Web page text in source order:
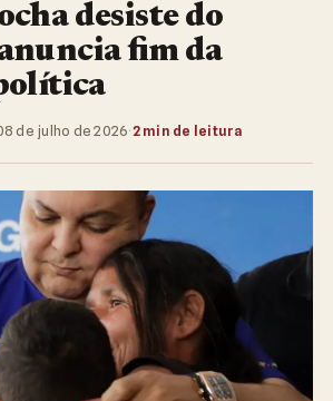
desiste do
fim da
de julho de 2026·2 min de leitura